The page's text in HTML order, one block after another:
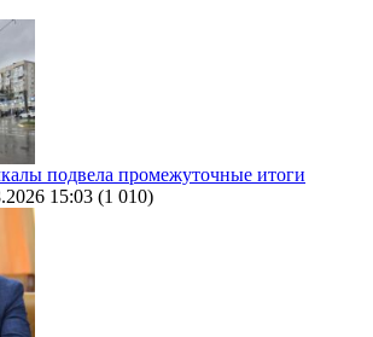
подвела промежуточные итоги
15:03 (1 010)